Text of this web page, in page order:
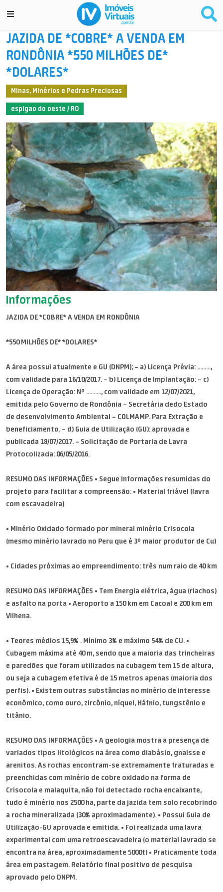
JAZIDA DE *COBRE* A VENDA EM
RONDÔNIA *550 MILHÕES DE*
*DOLARES*
Minas, Minérios e Pedras Preciosas
espigao do oeste / RO
Informações
JAZIDA DE *COBRE* A VENDA EM RONDÔNIA
*550 MILHÕES DE* *DOLARES*
A área possui atualmente e GU (DNPM); – a) Licença Prévia: .........,
com validade para 16/10/2017. – b) Licença de Implantação: – c)
Licença de Operação: Nº .........., com validade em 12/07/2021,
emitida pelo Governo de Rondônia – Secretária dedo Estado
de desenvolvimento Ambiental – COLMAMP. Para Extração e
beneficiamento. – d) Guia de Utilização (GU): aprovada e
publicada 18/07/2017. – Solicitação de Portaria de Lavra
Protocolizada: 06/05/2016.
RESUMO DAS INFORMAÇÕES • Segue Informações resumidas do
projeto para facilitar a compreensão: • Material friável (lavra
com escavadeira)
• Minério Oxidado formado por mineral minério Crisocola
(mesmo minério lavrado no Peru que é 3º maior produtor de Cu)
• Cidades próximas ao empreendimento: três num raio de 40 km
RESUMO DAS INFORMAÇÕES • Tem Energia elétrica, água (riachos)
e asfalto na porta • Aeroporto a 150 km em Cacoal e 200 km em
Vilhena.
• Teores médios 15,9% . Mínimo 3% e máximo 54% de CU. •
Cubagem máxima até 40 m, sendo que a maioria das trincheiras
e paredões que foram utilizados na cubagem tem 15 de altura,
ou seja a cubagem efetiva é de 15 metros apenas (maioria dos
perfis). • Existem outras substâncias no minério de interesse
econômico, como ouro, zircônio, níquel, Háfnio, tungstênio e
titânio.
RESUMO DAS INFORMAÇÕES • A geologia mostra a presença de
variados tipos litológicos na área como diabásio, gnaisse e
arenitos. As rochas encontram-se extremamente fraturadas e
preenchidas com minério de cobre oxidado na forma de
Crisocola e malaquita, não foi detectado rocha encaixante,
tudo é minério nos 2500 ha, parte da jazida tem solo recobrindo
a rocha mineralizada (30% aproximadamente). • Possui Guia de
Utilização-GU aprovada e emitida. • Foi realizada uma lavra
experimental com uma retroescavadeira (o material lavrado se
encontra na área, aproximadamente 5000t) • Praticamente toda
área em pastagem. Relatório final positivo de pesquisa
aprovado pelo DNPM.